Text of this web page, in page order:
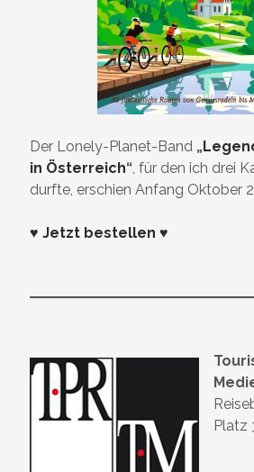
Der Lonely-Planet-Band „
in Österreich“, für den ich drei
durfte, erschien Anfang Oktober
♥ Jetzt bestellen ♥
Platz